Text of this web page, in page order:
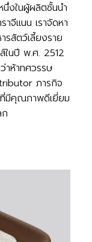
นึ่งในผู้ผลิตชั้นนำ
าจีแนน เราจัดหา
รสัตว์เลี้ยงราย
ในปี พ.ศ. 2512
าห้าทศวรรษ
ภารกิจ
มีคุณภาพดีเยี่ยม